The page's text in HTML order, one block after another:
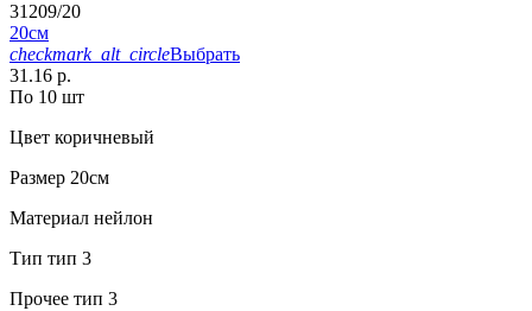
31209/20
20см
checkmark_alt_circleВыбрать
31.16 р.
По 10 шт
Цвет коричневый
Размер 20см
Материал нейлон
Тип тип 3
Прочее тип 3